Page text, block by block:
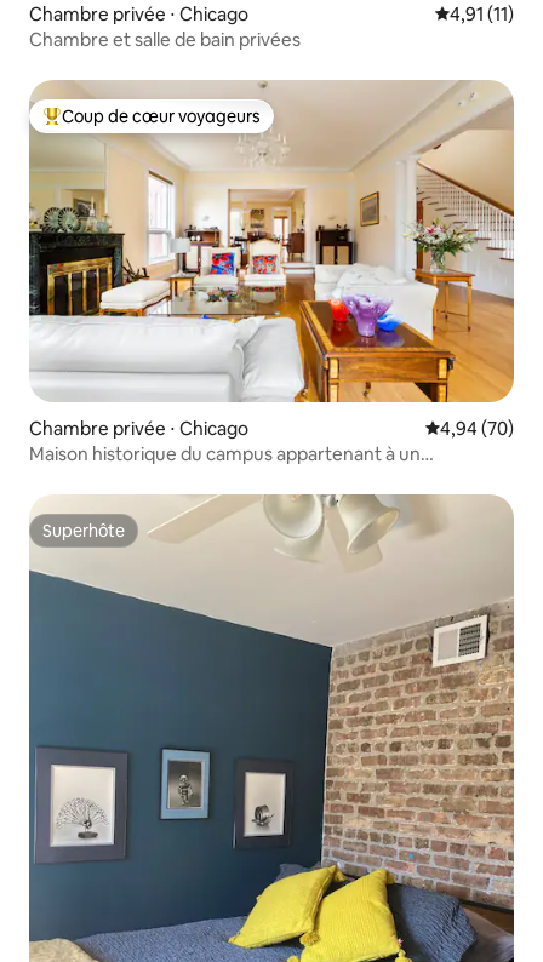
Chambre privée ⋅ Chicago Évaluation
4,91 (11)
Chambre et salle de bain privées
Coups de cœur voyageurs les plus appréciés
Coup de cœur voyageurs
Chambre privée ⋅ Chicago Évaluation
4,94 (70)
Maison historique du campus appartenant à un
Superhôte
Superhôte